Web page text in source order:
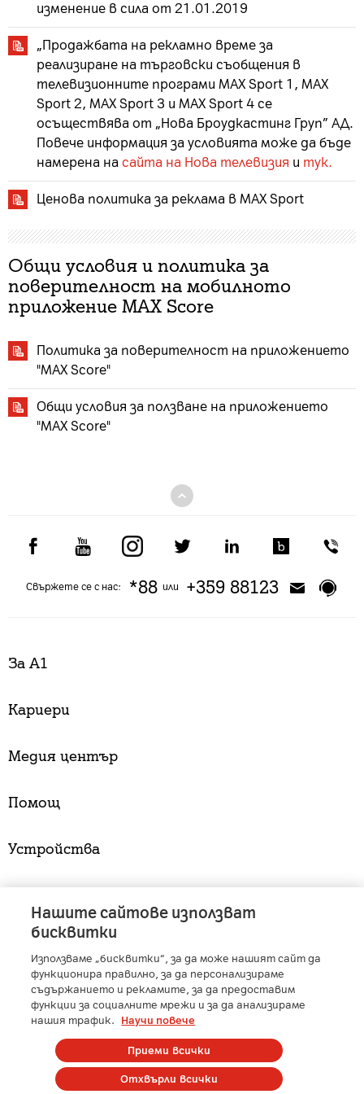
изменение в сила от 21.01.2019
„Продажбата на рекламно време за
реализиране на търговски съобщения в
телевизионните програми MAX Sport 1, MAX
Sport 2, MAX Sport 3 и MAX Sport 4 се
осъществява от „Нова Броудкастинг Груп” АД.
Повече информация за условията може да бъде
намерена на сайта на Нова телевизия и тук.
Ценова политика за реклама в MAX Sport
Общи условия и политика за
поверителност на мобилното
приложение MAX Score
Политика за поверителност на приложението
"MAX Score"
Общи условия за ползване на приложението
"MAX Score"
Свържете се с нас: *88или +359 88123
За А1
Кариери
Медия център
Помощ
Устройства
A1 Austria - A1 Croatia - A1 Serbia - A1 Belarus
A1 Bulgaria
- A1 Macedonia - A1 Slovenia
A1 Digital
- Member of A1 Group
Copyright © 2025 А1 България. | Protected by reCAPTCHA
Нашите сайтове използват
бисквитки
Използваме „бисквитки“, за да може нашият сайт да
функционира правилно, за да персонализираме
съдържанието и рекламите, за да предоставим
функции за социалните мрежи и за да анализираме
нашия трафик.
Научи повече
Отхвърли всички
Приеми всички